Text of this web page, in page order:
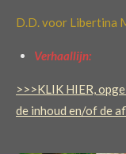
D.D. voor Libertina
Verhaallijn:
>>>KLIK HIER,
de inhoud en/of de